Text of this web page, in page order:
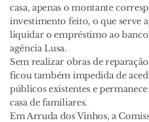
casa, apenas o montante
investimento feito, o que serve
liquidar o empréstimo ao
agência Lusa.
Sem realizar obras de
ficou também impedida de
públicos existentes e
casa de familiares.
Em Arruda dos Vinhos, a